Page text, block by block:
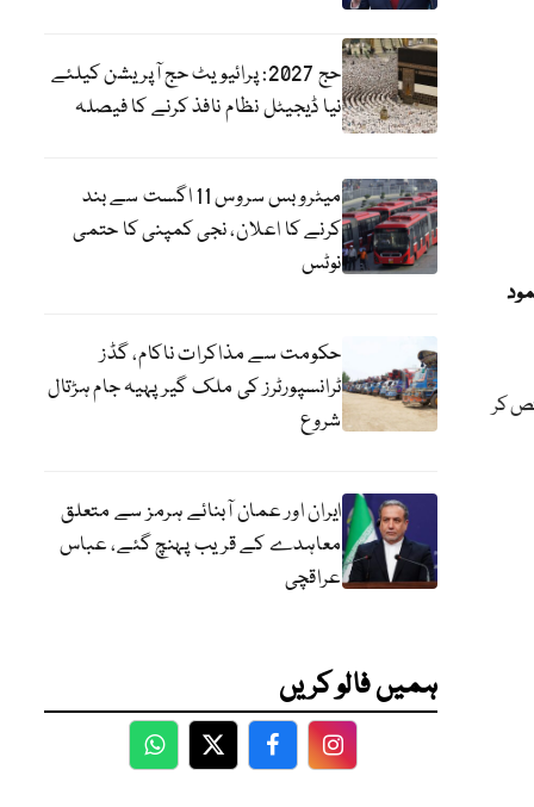
ارب روپے مختص کر
حج 2027: پرائیویٹ حج آپریشن کیلئے
نیا ڈیجیٹل نظام نافذ کرنے کا فیصلہ
میٹرو بس سروس 11 اگست سے بند
کرنے کا اعلان، نجی کمپنی کا حتمی
نوٹس
حکومت سے مذاکرات ناکام، گڈز
ٹرانسپورٹرز کی ملک گیر پہیہ جام ہڑتال
شروع
ایران اور عمان آبنائے ہرمز سے متعلق
معاہدے کے قریب پہنچ گئے، عباس
عراقچی
ہمیں فالو کریں
WhatsApp
TwitterFacebookFacebook